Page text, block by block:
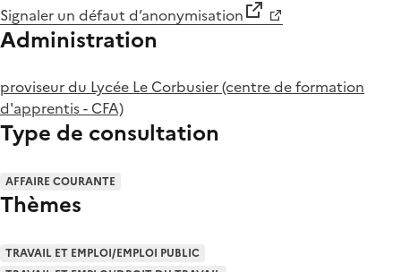
Signaler un défaut d’anonymisation
Administration
proviseur du Lycée Le Corbusier (centre de formation
d'apprentis - CFA)
Type de consultation
AFFAIRE COURANTE
Thèmes
TRAVAIL ET EMPLOI/EMPLOI PUBLIC